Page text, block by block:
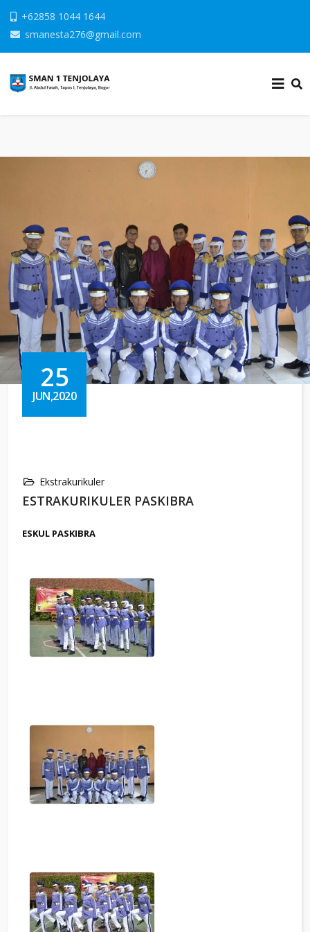
+62858 1044 1644
smanesta276@gmail.com
25
JUN,2020
Ekstrakurikuler
ESTRAKURIKULER PASKIBRA
ESKUL PASKIBRA